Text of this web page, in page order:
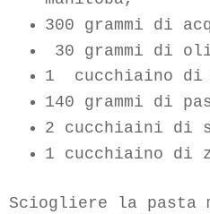
300 grammi di
30 grammi di
1 cucchiaino di
140 grammi di
2 cucchiaini di
1 cucchiaino di
Sciogliere la pasta